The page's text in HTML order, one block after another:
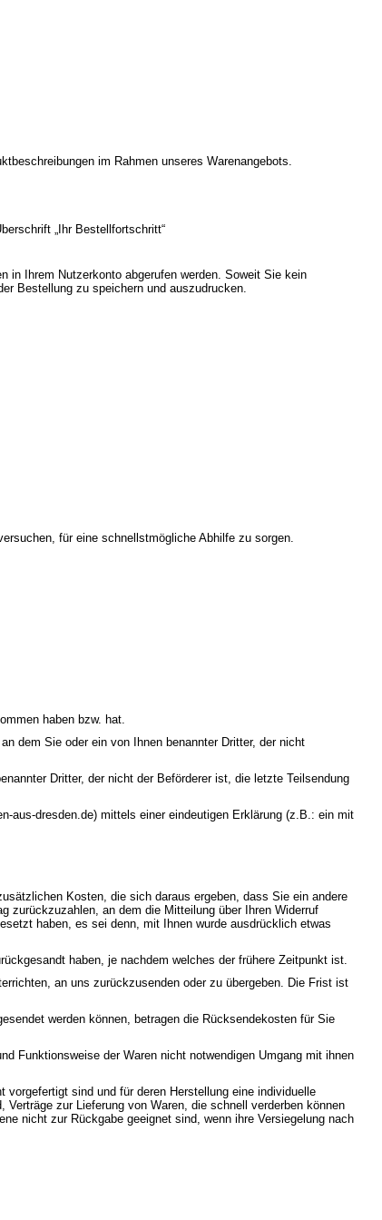
im Rahmen unseres Warenangebots.
„Ihr Bestellfortschritt“
in Ihrem Nutzerkonto abgerufen werden. Soweit Sie kein
Bestellung zu speichern und auszudrucken.
für eine schnellstmögliche Abhilfe zu sorgen.
haben bzw. hat.
dem Sie oder ein von Ihnen benannter Dritter, der nicht
Dritter, der nicht der Beförderer ist, die letzte Teilsendung
aus-dresden.de) mittels einer eindeutigen Erklärung (z.B.: ein mit
Kosten, die sich daraus ergeben, dass Sie ein andere
zurückzuzahlen, an dem die Mitteilung über Ihren Widerruf
haben, es sei denn, mit Ihnen wurde ausdrücklich etwas
haben, je nachdem welches der frühere Zeitpunkt ist.
an uns zurückzusenden oder zu übergeben. Die Frist ist
werden können, betragen die Rücksendekosten für Sie
Funktionsweise der Waren nicht notwendigen Umgang mit ihnen
sind und für deren Herstellung eine individuelle
zur Lieferung von Waren, die schnell verderben können
nicht zur Rückgabe geeignet sind, wenn ihre Versiegelung nach